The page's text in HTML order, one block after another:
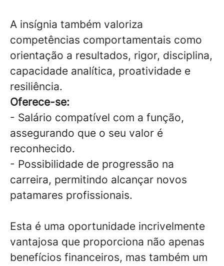
A insígnia também valoriza
competências comportamentais como
orientação a resultados, rigor, disciplina,
capacidade analítica, proatividade e
resiliência.
Oferece-se:
- Salário compatível com a função,
assegurando que o seu valor é
reconhecido.
- Possibilidade de progressão na
carreira, permitindo alcançar novos
patamares profissionais.
Esta é uma oportunidade incrivelmente
vantajosa que proporciona não apenas
benefícios financeiros, mas também um